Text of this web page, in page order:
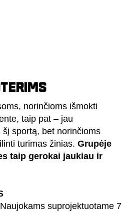
norinčioms išmokti
taip pat – jau
šį sportą, bet norinčioms
turimas žinias. Grupėje
taip gerokai jaukiau ir
suprojektuotame 7